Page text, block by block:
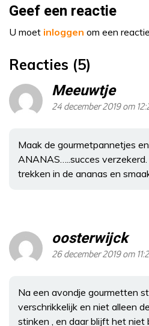
Geef een reactie
U moet inloggen om een
Reacties (5)
Meeuwtje
24 december 2019 om
Maak de gourmetpannetjes
ANANAS…..succes
trekken in de ananas en
oosterwijck
26 december 2019 om
Na een avondje gourmetten
verschrikkelijk en niet alleen
stinken , en daar blijft het niet